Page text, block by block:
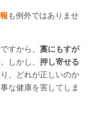
も例外ではありませ
すから、 藁にもすが
しかし、 押し寄せる
、どれが正しいのか
な健康を害してしま